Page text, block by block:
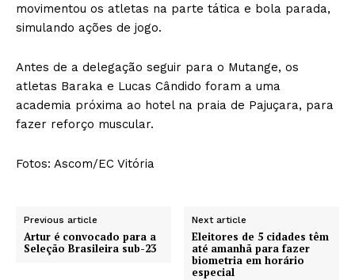
movimentou os atletas na parte tática e bola parada,
simulando ações de jogo.
Antes de a delegação seguir para o Mutange, os
atletas Baraka e Lucas Cândido foram a uma
academia próxima ao hotel na praia de Pajuçara, para
fazer reforço muscular.
Fotos: Ascom/EC Vitória
Previous article
Artur é convocado para a
Seleção Brasileira sub-23
Next article
Eleitores de 5 cidades têm
até amanhã para fazer
biometria em horário
especial